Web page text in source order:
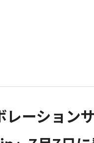
レーション